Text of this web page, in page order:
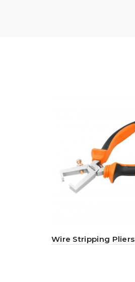
Wire Stripping Pliers